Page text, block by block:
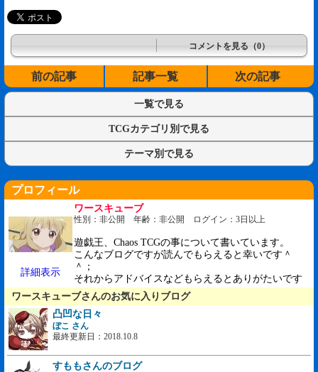
コメントを見る（0）
前の記事 記事一覧 次の記事
一覧で見る
TCGカテゴリ別で見る
テーマ別で見る
プロフィール
詳細表示
ワースキューブ
性別：非公開 年齢：非公開 ログイン：3日以上
遊戯王、Chaos TCGの事について書いています。
こんなブログですが読んでもらえると幸いです＾
＾；
それからアドバイスなどもらえるとありがたいです
ワースキューブさんのお気に入りブログ
凸凹な日々
ぼこ さん
最終更新日：2018.10.8
すももさんのブログ